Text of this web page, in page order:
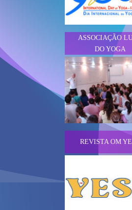
ASSOCIAÇÃO
DO YOGA
REVISTA OM